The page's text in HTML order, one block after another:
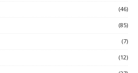
(46)
(85)
(7)
(12)